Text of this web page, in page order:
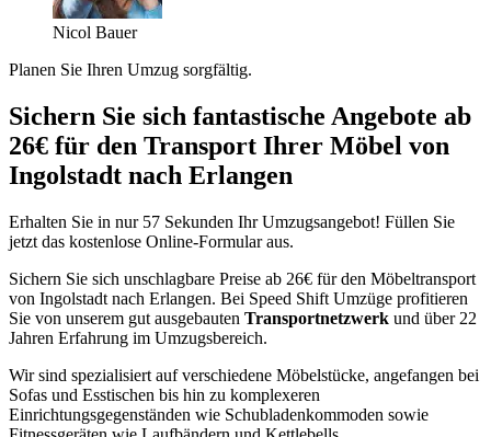
Nicol Bauer
Planen Sie Ihren Umzug sorgfältig.
Sichern Sie sich fantastische Angebote ab
26€ für den Transport Ihrer Möbel von
Ingolstadt nach Erlangen
Erhalten Sie in nur 57 Sekunden Ihr Umzugsangebot! Füllen Sie
jetzt das kostenlose Online-Formular aus.
Sichern Sie sich unschlagbare Preise ab 26€ für den Möbeltransport
von Ingolstadt nach Erlangen. Bei Speed Shift Umzüge profitieren
Sie von unserem gut ausgebauten Transportnetzwerk und über 22
Jahren Erfahrung im Umzugsbereich.
Wir sind spezialisiert auf verschiedene Möbelstücke, angefangen bei
Sofas und Esstischen bis hin zu komplexeren
Einrichtungsgegenständen wie Schubladenkommoden sowie